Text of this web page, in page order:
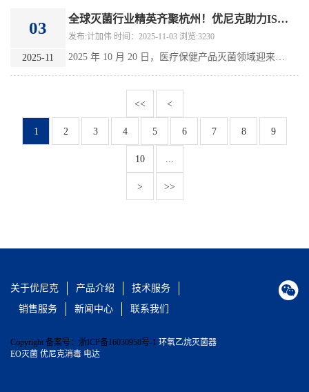
03
2025-11
全球灭菌行业精英齐聚杭州！优尼克助力ISO/TC 198与SAC/TC 200双年会圆满召开
发布:计加伟 时间：2025-11-03 浏览:3230
<< <
1 2 3 4 5 6 7 8 9
10
> >>
关于优尼克 产品介绍
技术服务
销售服务
新闻中心 联系我们
Copyright 备案号：浙ICP备16030958号-1 环氧乙烷灭菌器
EO灭菌 优尼克消毒 电达
